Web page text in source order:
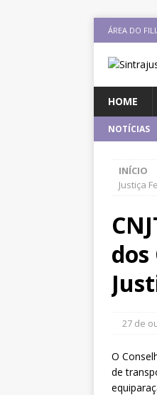
ÁREA DO
HOME
NOTÍCIAS
INÍCIO
Justiça
dos
27 de
O
de